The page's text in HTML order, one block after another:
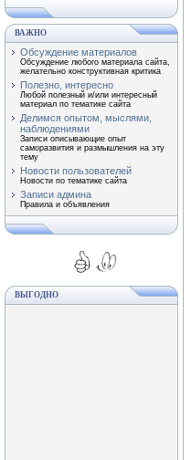
ВАЖНО
Обсуждение материалов
Обсуждение любого материала сайта,
желательно конструктивная критика
Полезно, интересно
Любой полезный и/или интересный
материал по тематике сайта
Делимся опытом, мыслями,
наблюдениями
Записи описывающие опыт
саморазвития и размышления на эту
тему
Новости пользователей
Новости по тематике сайта
Записи админа
Правила и объявления
ВЫГОДНО